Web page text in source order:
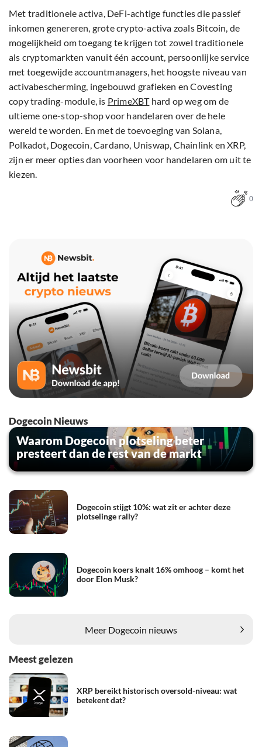
Met traditionele activa, DeFi-achtige functies die passief
inkomen genereren, grote crypto-activa zoals Bitcoin, de
mogelijkheid om toegang te krijgen tot zowel traditionele
als cryptomarkten vanuit één account, persoonlijke service
met toegewijde accountmanagers, het hoogste niveau van
activabescherming, ingebouwd grafieken en Covesting
copy trading-module, is PrimeXBThard op weg om de
ultieme one-stop-shop voor handelaren over de hele
wereld te worden. En met de toevoeging van Solana,
Polkadot, Dogecoin, Cardano, Uniswap, Chainlink en XRP,
zijn er meer opties dan voorheen voor handelaren om uit te
kiezen.
0
Dogecoin Nieuws
Waarom Dogecoin plotseling beter
presteert dan de rest van de markt
Dogecoin stijgt 10%: wat zit er achter deze
plotselinge rally?
Dogecoin koers knalt 16% omhoog – komt het
door Elon Musk?
Meer Dogecoin nieuws
Meest gelezen
XRP bereikt historisch oversold-niveau: wat
betekent dat?